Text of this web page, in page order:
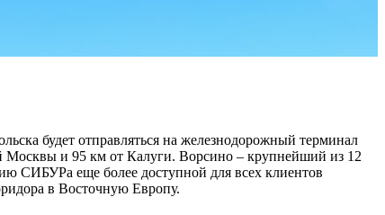
будет отправляться на железнодорожный терминал
и 95 км от Калуги. Ворсино – крупнейший из 12
СИБУРа еще более доступной для всех клиентов
в Восточную Европу.